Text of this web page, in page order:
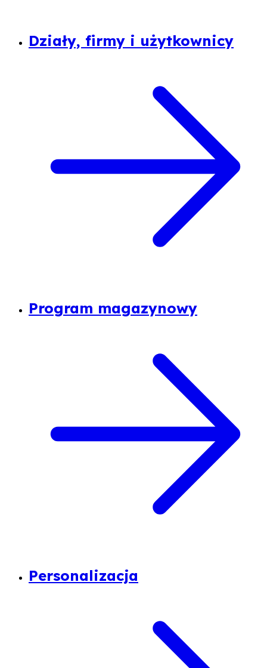
Działy, firmy i użytkownicy
Program magazynowy
Personalizacja